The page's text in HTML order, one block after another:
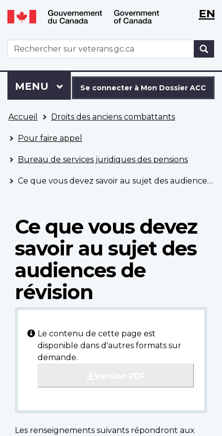
Aller
au
principal
Passer
à
version
HTML
simplifiée
WxT
WxTEN
WxT
Search
form
connecter
à
Dossier
ACC
Se connecter à Mon Dossier ACC
Menu
MENU PRINCIPAL
êtes
ici
Accueil Droits des anciens combattants
Pour faire appel
Bureau de services juridiques des pensions
Ce que vous devez savoir au sujet des audiences de révision
Ce que vous devez
savoir au sujet des
audiences de
révision
Le contenu de cette page est
disponible dans d'autres formats sur
demande.
Les renseignements suivants répondront aux